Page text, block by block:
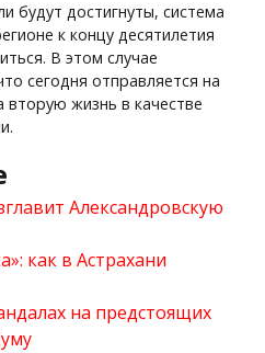
будут достигнуты, система
к концу десятилетия
В этом случае
сегодня отправляется на
вторую жизнь в качестве
Александровскую
как в Астрахани
на предстоящих